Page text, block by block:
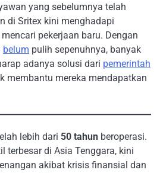
yang sebelumnya telah
di Sritex kini menghadapi
pekerjaan baru. Dengan
belum pulih sepenuhnya, banyak
adanya solusi dari pemerintah
membantu mereka mendapatkan
lebih dari 50 tahun beroperasi.
terbesar di Asia Tenggara, kini
akibat krisis finansial dan